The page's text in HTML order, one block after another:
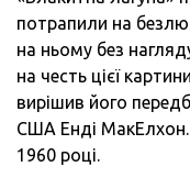
потрапили на
на ньому без
на честь цієї
вирішив його
США Енді МакЕлхон.
1960 році.